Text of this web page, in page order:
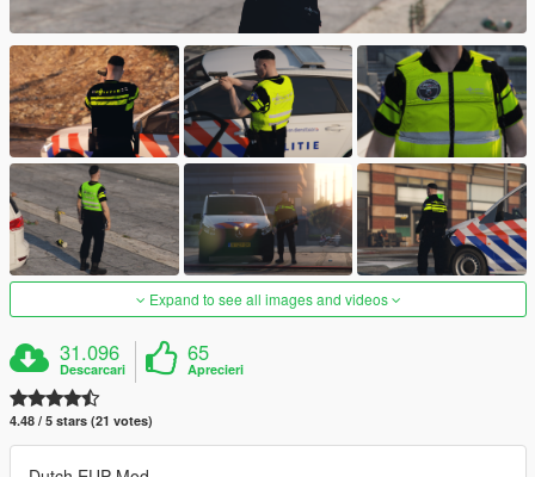
Expand to see all images and videos
31.096
Descarcari
65
Aprecieri
4.48 / 5 stars (21 votes)